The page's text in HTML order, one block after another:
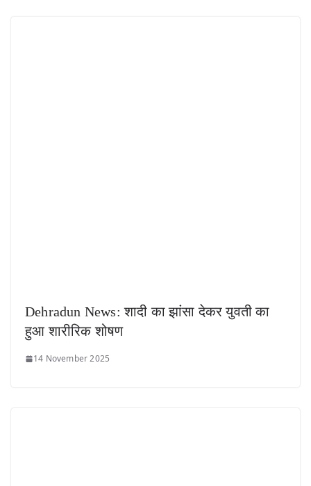
Dehradun News: शादी का झांसा देकर युवती का
हुआ शारीरिक शोषण
14 November 2025